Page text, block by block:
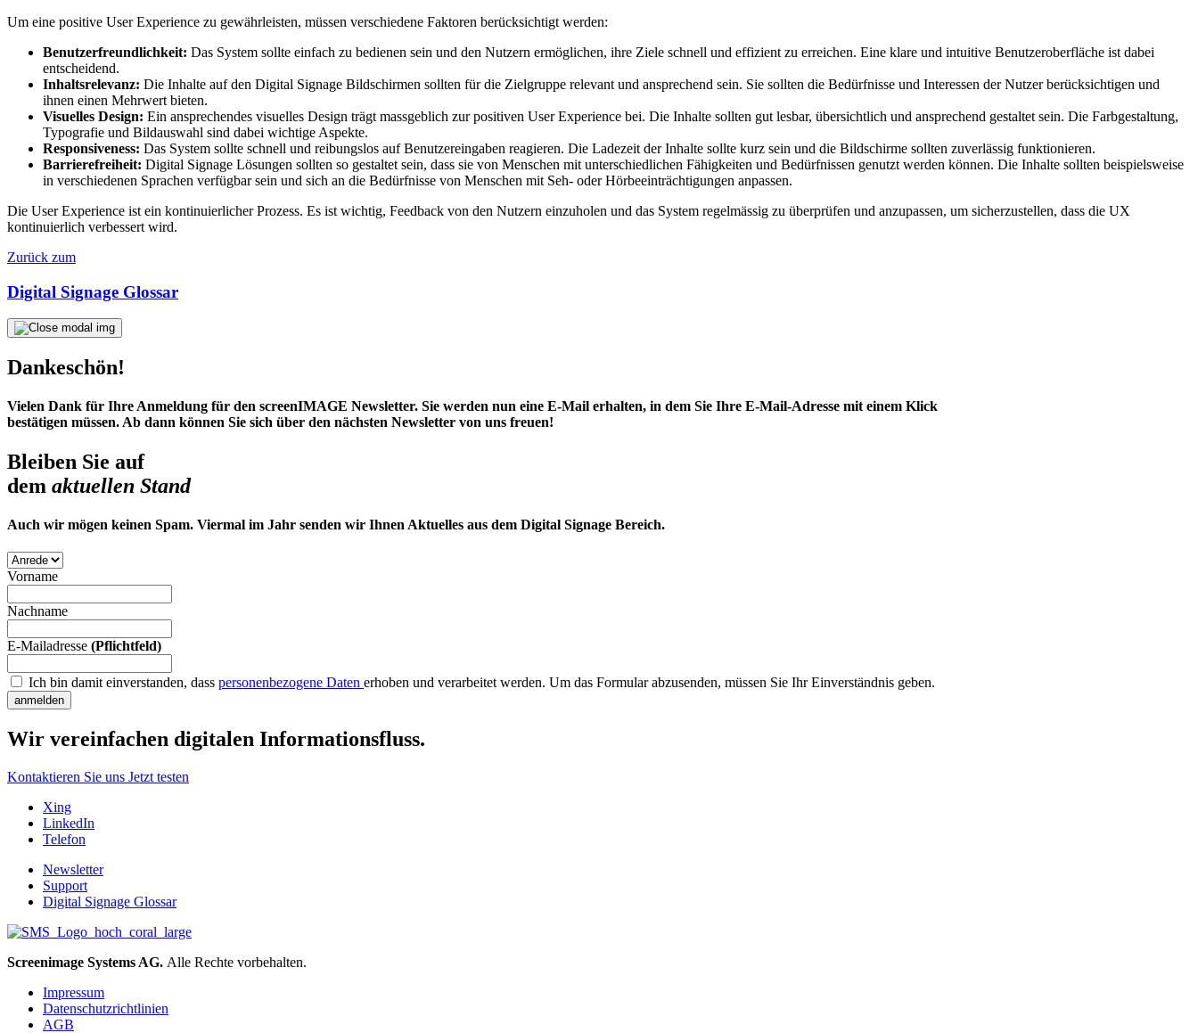
Um eine positive User Experience zu gewährleisten, müssen verschiedene Faktoren berücksichtigt werden:
Benutzerfreundlichkeit: Das System sollte einfach zu bedienen sein und den Nutzern ermöglichen, ihre Ziele schnell und effizient zu erreichen. Eine klare und intuitive Benutzeroberfläche ist dabei
entscheidend.
Inhaltsrelevanz: Die Inhalte auf den Digital Signage Bildschirmen sollten für die Zielgruppe relevant und ansprechend sein. Sie sollten die Bedürfnisse und Interessen der Nutzer berücksichtigen und
ihnen einen Mehrwert bieten.
Visuelles Design: Ein ansprechendes visuelles Design trägt massgeblich zur positiven User Experience bei. Die Inhalte sollten gut lesbar, übersichtlich und ansprechend gestaltet sein. Die Farbgestaltung,
Typografie und Bildauswahl sind dabei wichtige Aspekte.
Responsiveness: Das System sollte schnell und reibungslos auf Benutzereingaben reagieren. Die Ladezeit der Inhalte sollte kurz sein und die Bildschirme sollten zuverlässig funktionieren.
Barrierefreiheit: Digital Signage Lösungen sollten so gestaltet sein, dass sie von Menschen mit unterschiedlichen Fähigkeiten und Bedürfnissen genutzt werden können. Die Inhalte sollten beispielsweise
in verschiedenen Sprachen verfügbar sein und sich an die Bedürfnisse von Menschen mit Seh- oder Hörbeeinträchtigungen anpassen.
Die User Experience ist ein kontinuierlicher Prozess. Es ist wichtig, Feedback von den Nutzern einzuholen und das System regelmässig zu überprüfen und anzupassen, um sicherzustellen, dass die UX
kontinuierlich verbessert wird.
Zurück zum
Digital Signage Glossar
Dankeschön!
Vielen Dank für Ihre Anmeldung für den screenIMAGE Newsletter. Sie werden nun eine E-Mail erhalten, in dem Sie Ihre E-Mail-Adresse mit einem Klick
bestätigen müssen. Ab dann können Sie sich über den nächsten Newsletter von uns freuen!
Bleiben Sie auf
dem aktuellen Stand
Auch wir mögen keinen Spam. Viermal im Jahr senden wir Ihnen Aktuelles aus dem Digital Signage Bereich.
Vorname
Nachname
E-Mailadresse (Pflichtfeld)
Ich bin damit einverstanden, dass personenbezogene Daten erhoben und verarbeitet werden. Um das Formular abzusenden, müssen Sie Ihr Einverständnis geben.
anmelden
Wir vereinfachen digitalen Informationsfluss.
Kontaktieren Sie uns Jetzt testen
Xing
LinkedIn
Telefon
Newsletter
Support
Digital Signage Glossar
Screenimage Systems AG. Alle Rechte vorbehalten.
Impressum
Datenschutzrichtlinien
AGB